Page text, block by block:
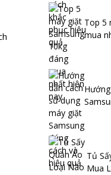
Top 5
mua
Tủ
Mua